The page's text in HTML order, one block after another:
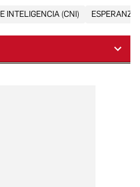
INTELIGENCIA (CNI) ESPERANZA